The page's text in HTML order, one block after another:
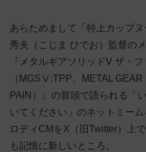
あらためまして「特上カップ
秀夫（こじま ひでお）監督の
『メタルギアソリッドV ザ・
（MGSⅤ:TPP、METAL
PAIN）』の冒頭で語られる「
いてください」のネットミー
ロディCMをX（旧Twitter）上
も記憶に新しいところ。